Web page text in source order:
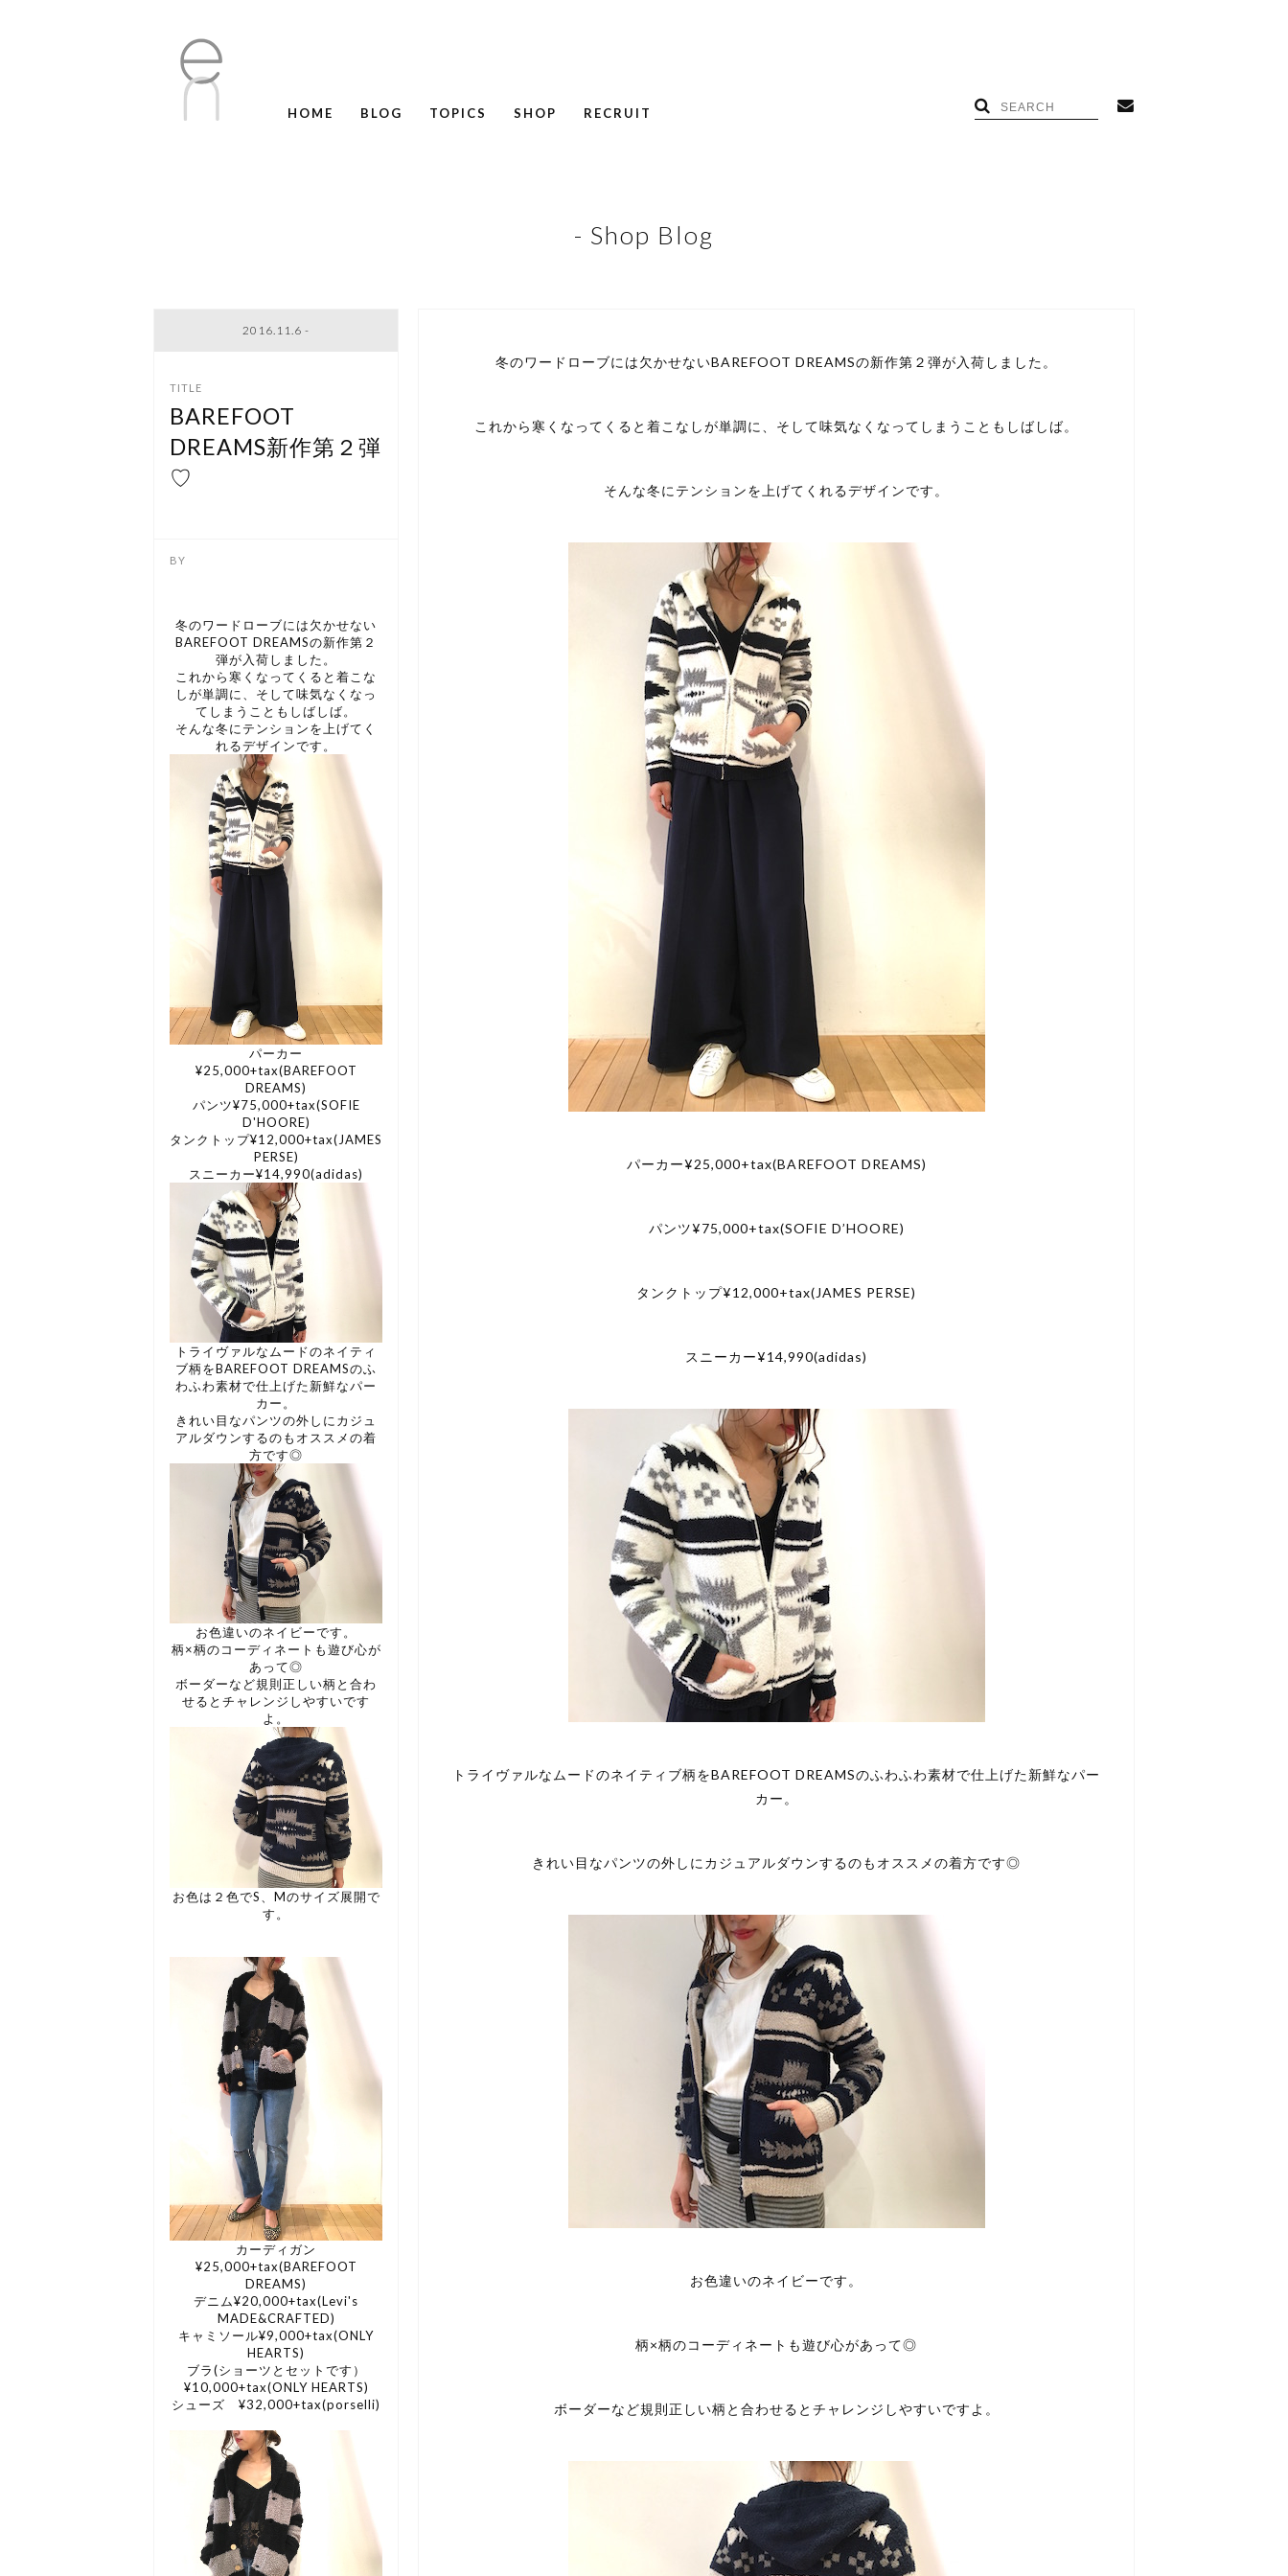
HOME BLOG
TOPICS
SHOP RECRUIT
- Shop Blog
2016.11.6 -
BAREFOOT
DREAMS新作第２弾
♡
冬のワードローブには欠かせないBAREFOOT DREAMSの新作第２弾が入荷しました。
これから寒くなってくると着こなしが単調に、そして味気なくなってしまうこともしばしば。
そんな冬にテンションを上げてくれるデザインです。
パーカー¥25,000+tax(BAREFOOT DREAMS)
パンツ¥75,000+tax(SOFIE D’HOORE)
タンクトップ¥12,000+tax(JAMES PERSE)
スニーカー¥14,990(adidas)
トライヴァルなムードのネイティブ柄をBAREFOOT DREAMSのふわふわ素材で仕上げた新鮮なパー
カー。
きれい目なパンツの外しにカジュアルダウンするのもオススメの着方です◎
お色違いのネイビーです。
柄×柄のコーディネートも遊び心があって◎
ボーダーなど規則正しい柄と合わせるとチャレンジしやすいですよ。
冬のワードローブには欠かせない
BAREFOOT DREAMSの新作第２
弾が入荷しました。
これから寒くなってくると着こな
しが単調に、そして味気なくなっ
てしまうこともしばしば。
そんな冬にテンションを上げてく
れるデザインです。
パーカー
¥25,000+tax(BAREFOOT
DREAMS)
パンツ¥75,000+tax(SOFIE
D'HOORE)
タンクトップ¥12,000+tax(JAMES
PERSE)
スニーカー¥14,990(adidas)
トライヴァルなムードのネイティ
ブ柄をBAREFOOT DREAMSのふ
わふわ素材で仕上げた新鮮なパー
カー。
きれい目なパンツの外しにカジュ
アルダウンするのもオススメの着
方です◎
お色違いのネイビーです。
柄×柄のコーディネートも遊び心が
あって◎
ボーダーなど規則正しい柄と合わ
せるとチャレンジしやすいです
よ。
お色は２色でS、Mのサイズ展開で
す。
カーディガン
¥25,000+tax(BAREFOOT
DREAMS)
デニム¥20,000+tax(Levi's
MADE&CRAFTED)
キャミソール¥9,000+tax(ONLY
HEARTS)
ブラ(ショーツとセットです）
¥10,000+tax(ONLY HEARTS)
シューズ ¥32,000+tax(porselli)